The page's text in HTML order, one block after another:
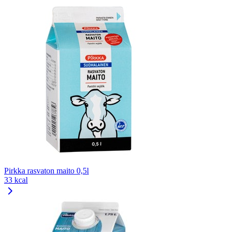
Pirkka rasvaton maito 0,5l
33 kcal